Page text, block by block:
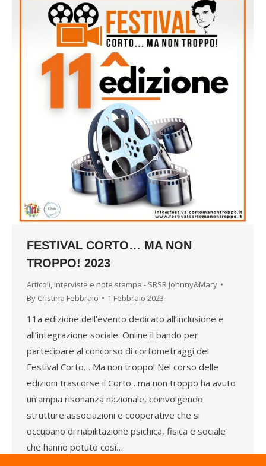
FESTIVAL CORTO… MA NON
TROPPO! 2023
Articoli, interviste e note stampa - SRSR Johnny&Mary
By Cristina Febbraio 1 Febbraio 2023
11a edizione dell’evento dedicato all’inclusione e
all’integrazione sociale: Online il bando per
partecipare al concorso di cortometraggi del
Festival Corto… Ma non troppo! Nel corso delle
edizioni trascorse il Corto…ma non troppo ha avuto
un’ampia risonanza nazionale, coinvolgendo
strutture associazioni e cooperative che si
occupano di riabilitazione psichica, fisica e sociale
che hanno potuto così…